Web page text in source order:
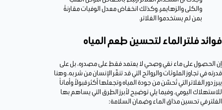
والكلى والزهايمر، وكذلك انخفاض معدل الوفيات مقارنةً
بمن لم يستخدموا الفلاتر.
فوائد فلتر الماء لتحسين طعم المياه
إن الحصول على ماء نقي وصحي لا يعتمد فقط على مصدره، بل على
قدرته في تجاوز الملوثات والروائح التي قد تنفّر الإنسان من شربه، وهنا
يبرز دور الفلاتر التي تُحسّن من جودة المياه وتجعلها أكثر قبولاً وأماناً
للاستهلاك اليومي. وفيما يلي توضيح لأبرز الطرق التي يساهم بها
الفلتر في تحسين مذاق الماء وضمان السلامة: